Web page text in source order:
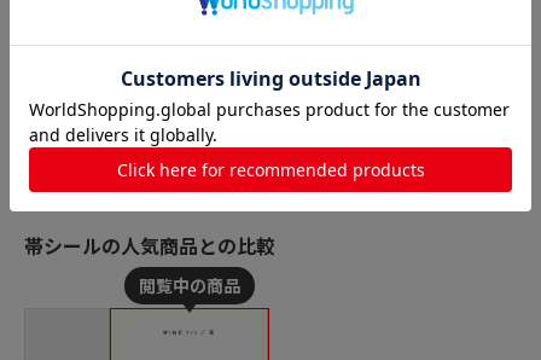
2連用 ブラウン 25枚/箱（ご
帯シールの人気商品との比較